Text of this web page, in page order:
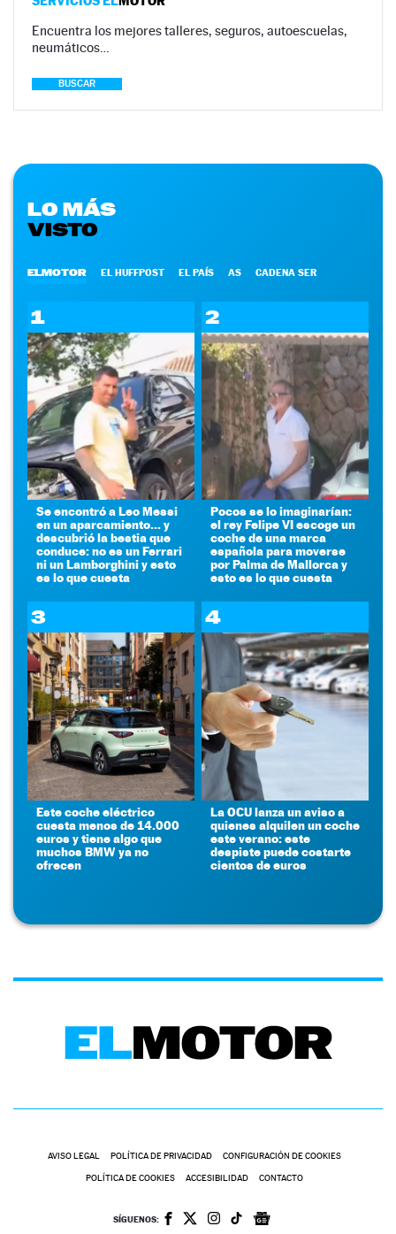
Encuentra los mejores talleres, seguros, autoescuelas,
neumáticos…
BUSCAR
LO MÁS
VISTO
ELMOTOR EL HUFFPOST EL PAÍS AS CADENA SER
1
Se encontró a Leo Messi
en un aparcamiento... y
descubrió la bestia que
conduce: no es un Ferrari
ni un Lamborghini y esto
es lo que cuesta
2
Pocos se lo imaginarían:
el rey Felipe VI escoge un
coche de una marca
española para moverse
por Palma de Mallorca y
esto es lo que cuesta
3
Este coche eléctrico
cuesta menos de 14.000
euros y tiene algo que
muchos BMW ya no
ofrecen
4
La OCU lanza un aviso a
quienes alquilen un coche
este verano: este
despiste puede costarte
cientos de euros
AVISO LEGAL POLÍTICA DE PRIVACIDAD CONFIGURACIÓN DE COOKIES
POLÍTICA DE COOKIES ACCESIBILIDAD CONTACTO
SÍGUENOS: